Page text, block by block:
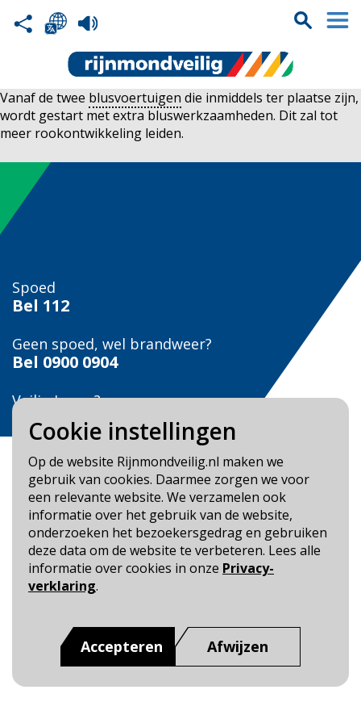
Cookie instellingen
Op de website Rijnmondveilig.nl maken we
gebruik van cookies. Daarmee zorgen we voor
een relevante website. We verzamelen ook
informatie over het gebruik van de website,
onderzoeken het bezoekersgedrag en gebruiken
deze data om de website te verbeteren. Lees alle
informatie over cookies in onze Privacy-
verklaring.
Accepteren Afwijzen
Vanaf de twee blusvoertuigen die inmiddels ter plaatse zijn,
wordt gestart met extra bluswerkzaamheden. Dit zal tot
meer rookontwikkeling leiden.
Spoed
Bel 112
Geen spoed, wel brandweer?
Bel 0900 0904
Veilig Leven?
Bel 0900-8387
Blijf op de hoogte
Cookie- en Privacybeleid
Toegankelijkheid
Rijnmond